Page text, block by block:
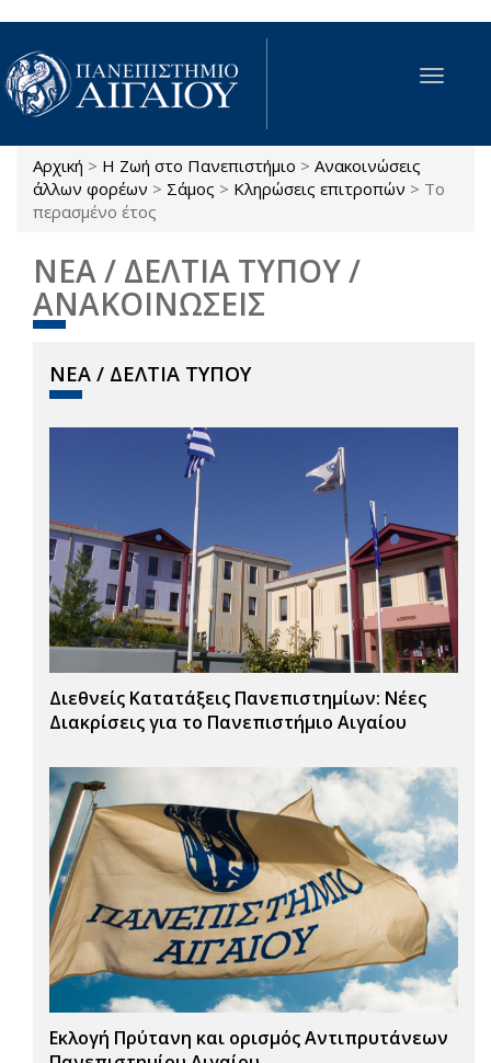
Παράκαμψη προς το κυρίως περιεχόμενο
Toggle
Είστε εδώ
Αρχική > Η Ζωή στο Πανεπιστήμιο > Ανακοινώσεις
άλλων φορέων > Σάμος > Κληρώσεις επιτροπών > Το
περασμένο έτος
ΝΕΑ / ΔΕΛΤΙΑ ΤΥΠΟΥ /
ΑΝΑΚΟΙΝΩΣΕΙΣ
ΝΕΑ / ΔΕΛΤΙΑ ΤΥΠΟΥ
Διεθνείς Κατατάξεις Πανεπιστημίων: Νέες
Διακρίσεις για το Πανεπιστήμιο Αιγαίου
Εκλογή Πρύτανη και ορισμός Αντιπρυτάνεων